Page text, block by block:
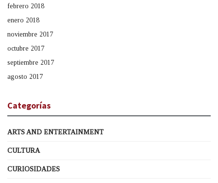
febrero 2018
enero 2018
noviembre 2017
octubre 2017
septiembre 2017
agosto 2017
Categorías
ARTS AND ENTERTAINMENT
CULTURA
CURIOSIDADES